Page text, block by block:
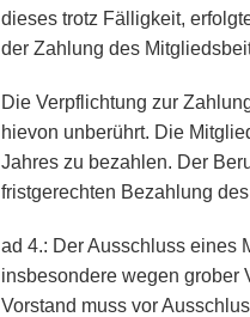
dieses trotz Fälligkeit,
der Zahlung des
Die Verpflichtung zur
hievon unberührt. Die
Jahres zu bezahlen. Der
fristgerechten Bezahlung
ad 4.: Der Ausschluss eines
insbesondere wegen grober
Vorstand muss vor